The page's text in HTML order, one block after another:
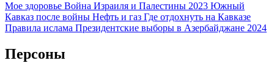
Мое здоровье Война Израиля и Палестины 2023 Южный
Кавказ после войны Нефть и газ Где отдохнуть на Кавказе
Правила ислама Президентские выборы в Азербайджане 2024
Персоны